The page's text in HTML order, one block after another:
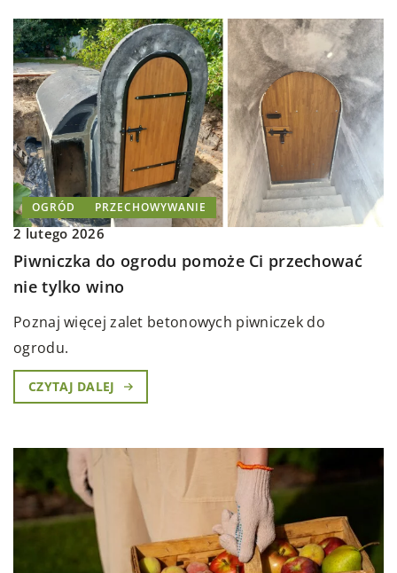
OGRÓD PRZECHOWYWANIE
2 lutego 2026
Piwniczka do ogrodu pomoże Ci przechować
nie tylko wino
Poznaj więcej zalet betonowych piwniczek do
ogrodu.
CZYTAJ DALEJ